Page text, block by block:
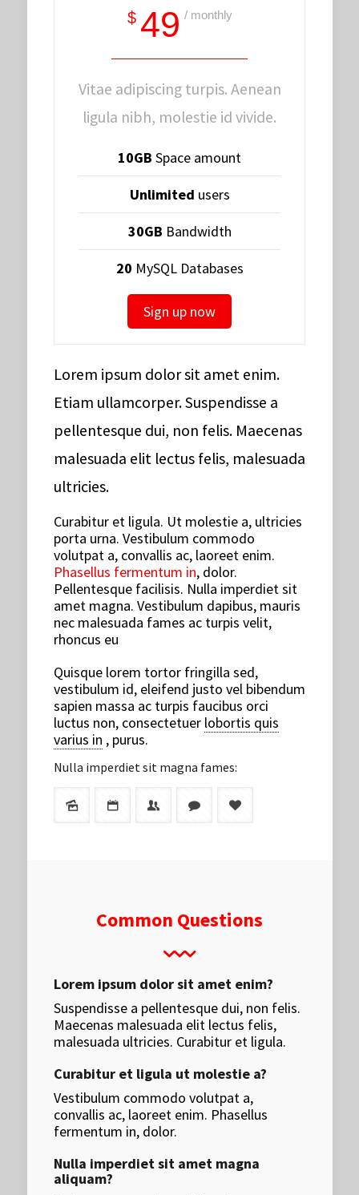
$ 49 / monthly
Vitae adipiscing turpis. Aenean
ligula nibh, molestie id vivide.
10GB Space amount
Unlimited users
30GB Bandwidth
20 MySQL Databases
Sign up now
Lorem ipsum dolor sit amet enim.
Etiam ullamcorper. Suspendisse a
pellentesque dui, non felis. Maecenas
malesuada elit lectus felis, malesuada
ultricies.
Curabitur et ligula. Ut molestie a, ultricies
porta urna. Vestibulum commodo
volutpat a, convallis ac, laoreet enim.
Phasellus fermentum in, dolor.
Pellentesque facilisis. Nulla imperdiet sit
amet magna. Vestibulum dapibus, mauris
nec malesuada fames ac turpis velit,
rhoncus eu
Quisque lorem tortor fringilla sed,
vestibulum id, eleifend justo vel bibendum
sapien massa ac turpis faucibus orci
luctus non, consectetuer lobortis quis
varius in , purus.
Nulla imperdiet sit magna fames:
Common Questions
Lorem ipsum dolor sit amet enim?
Suspendisse a pellentesque dui, non felis.
Maecenas malesuada elit lectus felis,
malesuada ultricies. Curabitur et ligula.
Curabitur et ligula ut molestie a?
Vestibulum commodo volutpat a,
convallis ac, laoreet enim. Phasellus
fermentum in, dolor.
Nulla imperdiet sit amet magna
aliquam?